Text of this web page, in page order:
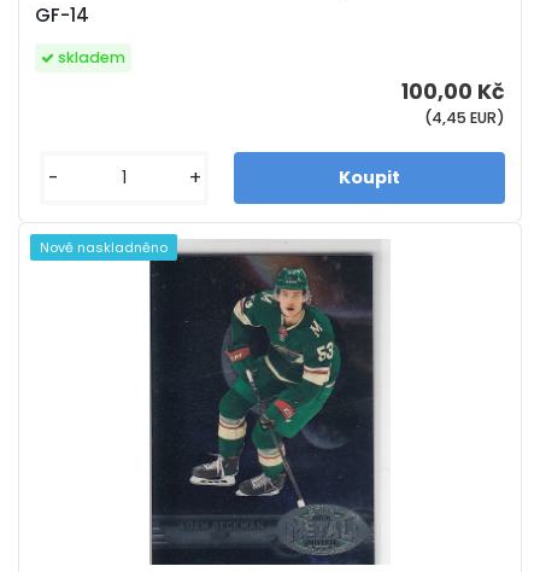
GF-14
100,00 Kč
(4,45 EUR)
skladem
- +
Nově naskladněno